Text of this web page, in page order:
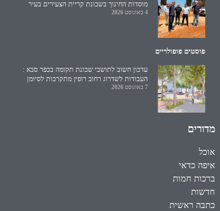
מוסדות החינוך בשכונת קריית הצעירים בעיר
4 באוגוסט 2026
פוסטים פופולריים
עדכון חשוב לתושבי שכונת תקומה בכפר סבא :
העבודות לשדרוג רחוב רופין מתקרבות לסיומן
7 באוגוסט 2026
מדורים
אוכל
איפה כדאי
ברכות חמות
חדשות
כתבה ראשית